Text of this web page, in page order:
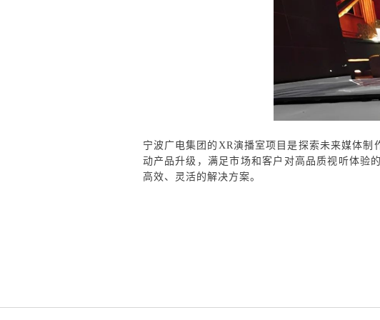
宁波广电集团的XR演播室项目是探索未来媒体
动产品升级，满足市场和客户对高品质视听体验
高效、灵活的解决方案。